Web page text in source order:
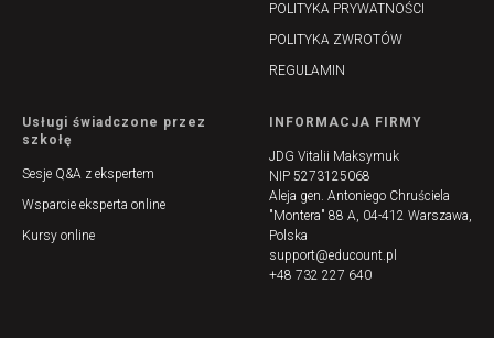
POLITYKA PRYWATNOŚCI
POLITYKA ZWROTÓW
REGULAMIN
Usługi świadczone przez
szkołę
Sesje Q&A z ekspertem
Wsparcie eksperta online
Kursy online
INFORMACJA FIRMY
JDG Vitalii Maksymuk
NIP 5273125068
Aleja gen. Antoniego Chruściela
"Montera" 88 A, 04-412 Warszawa,
Polska
support@educount.pl
+48 732 227 640